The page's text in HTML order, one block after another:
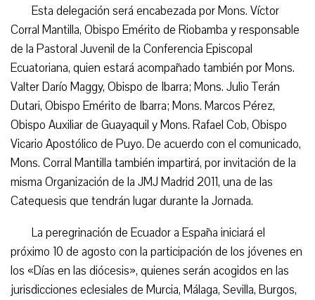
Esta delegación será encabezada por Mons. Víctor
Corral Mantilla, Obispo Emérito de Riobamba y responsable
de la Pastoral Juvenil de la Conferencia Episcopal
Ecuatoriana, quien estará acompañado también por Mons.
Valter Darío Maggy, Obispo de Ibarra; Mons. Julio Terán
Dutari, Obispo Emérito de Ibarra; Mons. Marcos Pérez,
Obispo Auxiliar de Guayaquil y Mons. Rafael Cob, Obispo
Vicario Apostólico de Puyo. De acuerdo con el comunicado,
Mons. Corral Mantilla también impartirá, por invitación de la
misma Organización de la JMJ Madrid 2011, una de las
Catequesis que tendrán lugar durante la Jornada.
La peregrinación de Ecuador a España iniciará el
próximo 10 de agosto con la participación de los jóvenes en
los «Días en las diócesis», quienes serán acogidos en las
jurisdicciones eclesiales de Murcia, Málaga, Sevilla, Burgos,